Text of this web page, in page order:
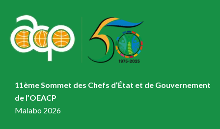
11ème Sommet des Chefs d’État et de Gouvernement
de l’OEACP
Malabo 2026